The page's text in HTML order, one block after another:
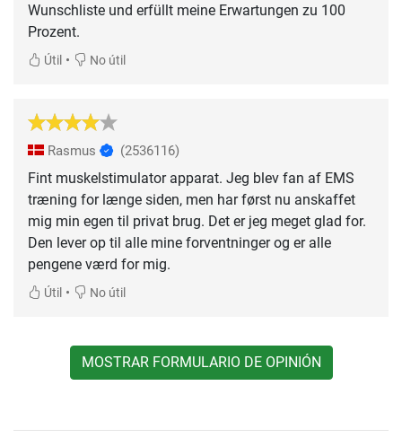
Wunschliste und erfüllt meine Erwartungen zu 100
Prozent.
Útil • No útil
Rasmus (2536116)
Fint muskelstimulator apparat. Jeg blev fan af EMS
træning for længe siden, men har først nu anskaffet
mig min egen til privat brug. Det er jeg meget glad for.
Den lever op til alle mine forventninger og er alle
pengene værd for mig.
Útil • No útil
MOSTRAR FORMULARIO DE OPINIÓN